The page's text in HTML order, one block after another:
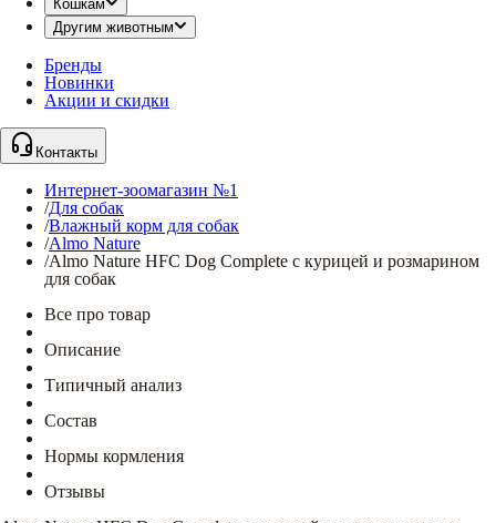
Кошкам
Другим животным
Бренды
Новинки
Акции и скидки
Контакты
Интернет-зоомагазин №1
/Для собак
/Влажный корм для собак
/Almo Nature
/Almo Nature HFC Dog Complete с курицей и розмарином
для собак
Все про товар
Описание
Типичный анализ
Состав
Нормы кормления
Отзывы